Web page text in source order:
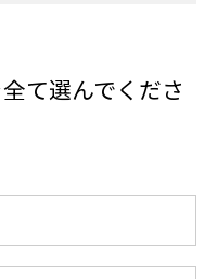
て選んでくださ